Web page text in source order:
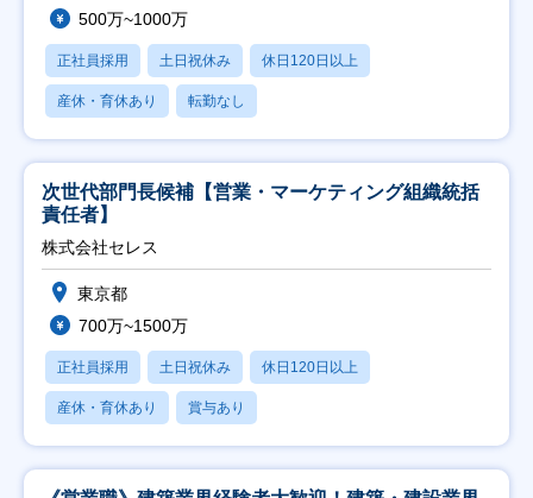
500万~1000万
正社員採用 土日祝休み 休日120日以上
産休・育休あり 転勤なし
次世代部門長候補【営業・マーケティング組織統括
責任者】
株式会社セレス
東京都
700万~1500万
正社員採用 土日祝休み 休日120日以上
産休・育休あり 賞与あり